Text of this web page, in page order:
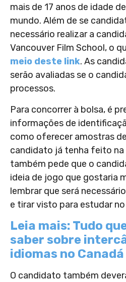
mais de 17 anos de idade
mundo. Além de se
necessário realizar a
Vancouver Film School, o
meio deste link. As
serão avaliadas se o
processos.
Para concorrer à bolsa, é
informações de
como oferecer amostras
candidato já tenha feito na
também pede que o
ideia de jogo que gostaria
lembrar que será
e tirar visto para estudar no
Leia mais: Tudo
saber sobre
idiomas no Canadá
O candidato também